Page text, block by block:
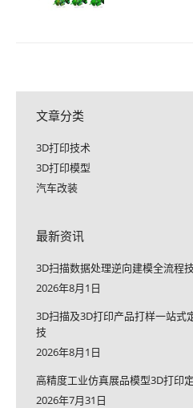
文章分类
3D打印技术
3D打印模型
汽车改装
最新资讯
3D扫描数据处理逆向建模全流程
2026年8月1日
3D扫描及3D打印产品打样一站式
技
2026年8月1日
高精度工业仿真展品模型3D打印
2026年7月31日